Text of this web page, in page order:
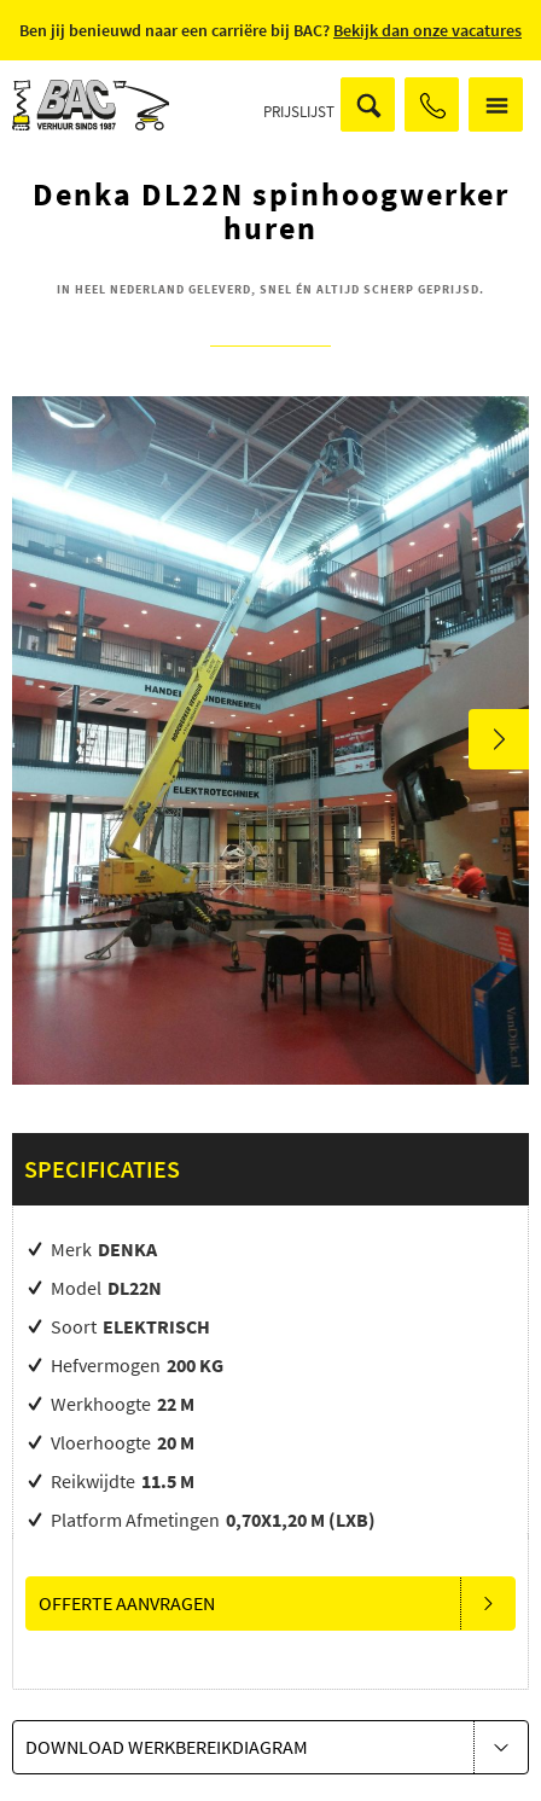
Ben jij benieuwd naar een carriëre bij BAC? Bekijk dan onze vacatures
PRIJSLIJST
Denka DL22N spinhoogwerker
huren
IN HEEL NEDERLAND GELEVERD, SNEL ÉN ALTIJD SCHERP GEPRIJSD.
SPECIFICATIES
Merk DENKA
Model DL22N
Soort ELEKTRISCH
Hefvermogen 200 KG
Werkhoogte 22 M
Vloerhoogte 20 M
Reikwijdte 11.5 M
Platform Afmetingen 0,70X1,20 M (LXB)
OFFERTE AANVRAGEN
DOWNLOAD WERKBEREIKDIAGRAM